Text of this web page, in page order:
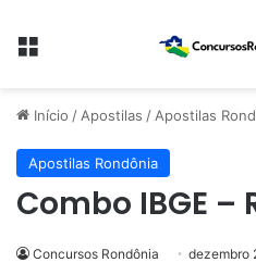
Menu
Início /Apostilas /Apostilas
Apostilas Rondônia
Combo IBGE –
Concursos Rondônia dezembro